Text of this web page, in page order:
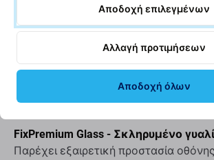
FixPremium Glass - Σκληρυμένο γυαλί
Παρέχει εξαιρετική προστασία
Αποδοχή επιλεγμένων
Αλλαγή προτιμήσεων
Αποδοχή όλων